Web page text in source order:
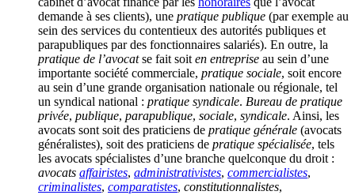
demande à ses clients), une pratique publique (par exemple au
sein des services du contentieux des autorités publiques et
parapubliques par des fonctionnaires salariés). En outre, la
pratique de l’avocatse fait soit en entreprise au sein d’une
importante société commerciale, pratique sociale, soit encore
au sein d’une grande organisation nationale ou régionale, tel
un syndical national : pratique syndicale. Bureau de pratique
privée, publique, parapublique, sociale, syndicale. Ainsi, les
avocats sont soit des praticiens de pratique générale (avocats
généralistes), soit des praticiens de pratique spécialisée, tels
les avocats spécialistes d’une branche quelconque du droit :
avocats affairistes, administrativistes, commercialistes,
criminalistes, comparatistes, constitutionnalistes,